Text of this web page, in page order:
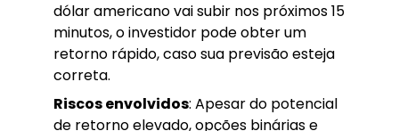
dólar americano vai subir nos próximos 15
minutos, o investidor pode obter um
retorno rápido, caso sua previsão esteja
correta.
Riscos envolvidos: Apesar do potencial
de retorno elevado, opções binárias e